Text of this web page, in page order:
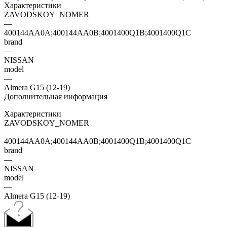
Характеристики
ZAVODSKOY_NOMER
—
400144AA0A;400144AA0B;4001400Q1B;4001400Q1C
brand
—
NISSAN
model
—
Almera G15 (12-19)
Дополнительная информация
Характеристики
ZAVODSKOY_NOMER
—
400144AA0A;400144AA0B;4001400Q1B;4001400Q1C
brand
—
NISSAN
model
—
Almera G15 (12-19)